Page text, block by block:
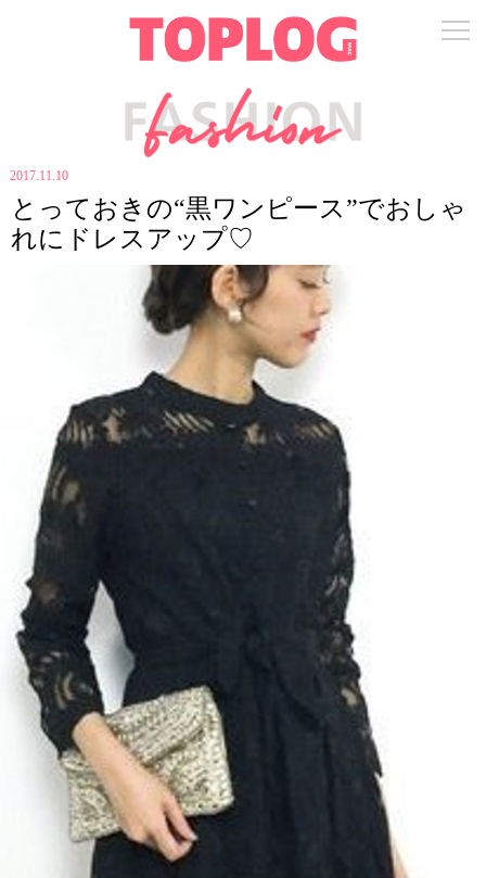
2017.11.10
とっておきの“黒ワンピース”でおしゃ
れにドレスアップ♡